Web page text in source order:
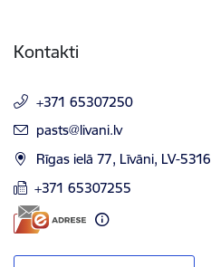
Kontakti
+371 65307250
E-pasts:
pasts@livani.lv
Rīgas ielā 77, Līvāni, LV-5316
+371 65307255